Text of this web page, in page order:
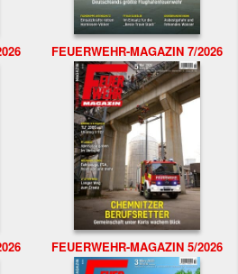
FEUERWEHR-MAGAZIN 7/2026
FEUERWEHR-MAGAZIN 5/2026